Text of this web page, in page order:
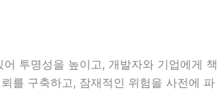
투명성을 높이고, 개발자와 기업에게 책
를 구축하고, 잠재적인 위험을 사전에 파